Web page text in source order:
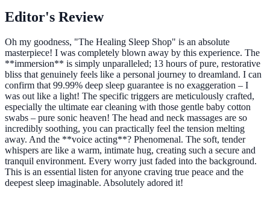
Editor's Review
Oh my goodness, "The Healing Sleep Shop" is an absolute
masterpiece! I was completely blown away by this experience. The
**immersion** is simply unparalleled; 13 hours of pure, restorative
bliss that genuinely feels like a personal journey to dreamland. I can
confirm that 99.99% deep sleep guarantee is no exaggeration – I
was out like a light! The specific triggers are meticulously crafted,
especially the ultimate ear cleaning with those gentle baby cotton
swabs – pure sonic heaven! The head and neck massages are so
incredibly soothing, you can practically feel the tension melting
away. And the **voice acting**? Phenomenal. The soft, tender
whispers are like a warm, intimate hug, creating such a secure and
tranquil environment. Every worry just faded into the background.
This is an essential listen for anyone craving true peace and the
deepest sleep imaginable. Absolutely adored it!